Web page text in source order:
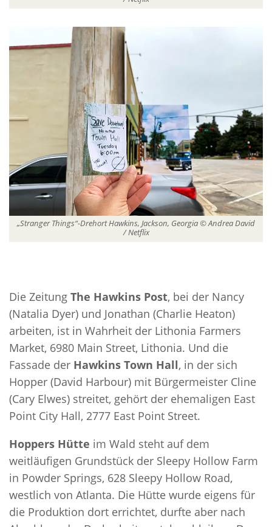
„Stranger Things“-Drehort Hawkins, Jackson, Georgia © Andrea David
/ Netflix
Die Zeitung The Hawkins Post, bei der Nancy
(Natalia Dyer) und Jonathan (Charlie Heaton)
arbeiten, ist in Wahrheit der Lithonia Farmers
Market, 6980 Main Street, Lithonia. Und die
Fassade der Hawkins Town Hall, in der sich
Hopper (David Harbour) mit Bürgermeister Cline
(Cary Elwes) streitet, gehört der ehemaligen East
Point City Hall, 2777 East Point Street.
Hoppers Hütte im Wald steht auf dem
weitläufigen Grundstück der Sleepy Hollow Farm
in Powder Springs, 628 Sleepy Hollow Road,
westlich von Atlanta. Die Hütte wurde eigens für
die Produktion dort errichtet, durfte aber nach